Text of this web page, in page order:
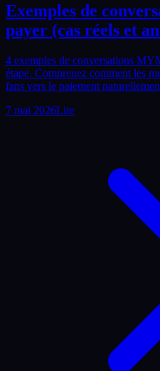
Exemples de
payer (cas réels et
4 exemples de conversations
étape. Comprenez comment les
fans vers le paiement
7 mai 2026Lire